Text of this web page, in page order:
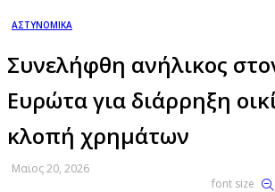
ΑΣΤΥΝΟΜΙΚΑ
Συνελήφθη ανήλικος
Ευρώτα για διάρρηξη
κλοπή χρημάτων
Μαϊος 20, 2026
font size